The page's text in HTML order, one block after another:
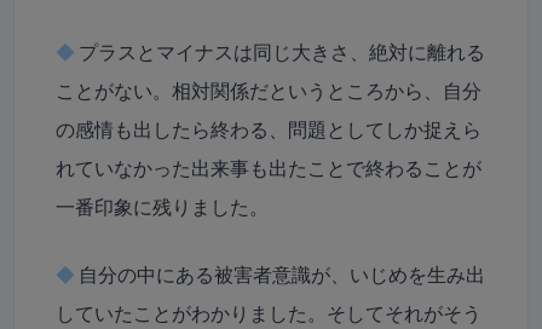
◆ プラスとマイナスは同じ大きさ、絶対に離れる
ことがない。相対関係だというところから、自分
の感情も出したら終わる、問題としてしか捉えら
れていなかった出来事も出たことで終わることが
一番印象に残りました。
◆ 自分の中にある被害者意識が、いじめを生み出
していたことがわかりました。そしてそれがそう